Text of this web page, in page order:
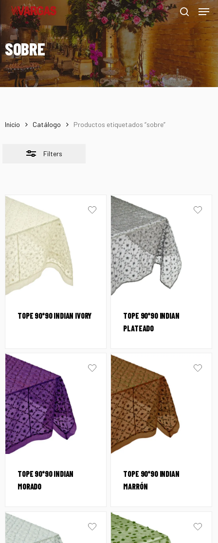
Skip
main
content
search
Menu
SOBRE
Inicio Catálogo Productos etiquetados “sobre”
Filters
Close
Filters
TOPE 90*90 INDIAN IVORY
TOPE 90*90 INDIAN
PLATEADO
TOPE 90*90 INDIAN
MORADO
TOPE 90*90 INDIAN
MARRÓN
Menu